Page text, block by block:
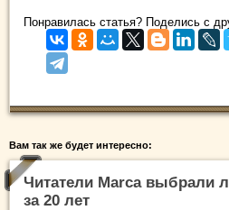
Понравилась статья? Поделись с
Вам так же будет интересно:
Читатели Marca выбрали
за 20 лет